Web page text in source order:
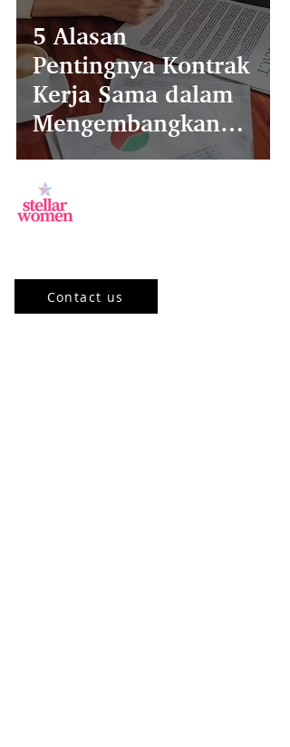
5 Alasan
Pentingnya Kontrak
Kerja Sama dalam
Mengembangkan
Usaha
Contact us